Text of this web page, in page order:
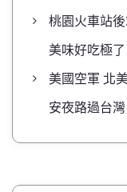
桃園火車站
美味好吃極
美國空軍 北
安夜路過台